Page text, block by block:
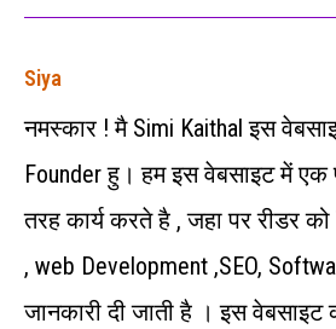
Siya
नमस्कार ! मै Simi Kaithal इस
Founder हु। हम इस वेबसाइट में एक
तरह कार्य करते है , जहा पर रीडर
, web Development ,SEO,
जानकारी दी जाती है । इस